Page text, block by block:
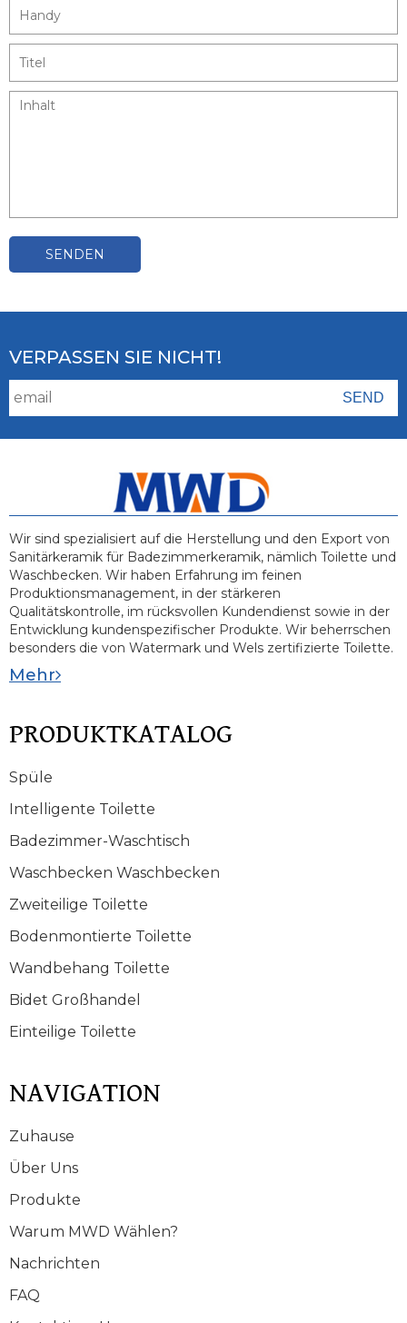
SENDEN
VERPASSEN SIE NICHT!
Wir sind spezialisiert auf die Herstellung und den Export von
Sanitärkeramik für Badezimmerkeramik, nämlich Toilette und
Waschbecken. Wir haben Erfahrung im feinen
Produktionsmanagement, in der stärkeren
Qualitätskontrolle, im rücksvollen Kundendienst sowie in der
Entwicklung kundenspezifischer Produkte. Wir beherrschen
besonders die von Watermark und Wels zertifizierte Toilette.
Mehr
PRODUKTKATALOG
Spüle
Intelligente Toilette
Badezimmer-Waschtisch
Waschbecken Waschbecken
Zweiteilige Toilette
Bodenmontierte Toilette
Wandbehang Toilette
Bidet Großhandel
Einteilige Toilette
NAVIGATION
Zuhause
Über Uns
Produkte
Warum MWD Wählen?
Nachrichten
FAQ